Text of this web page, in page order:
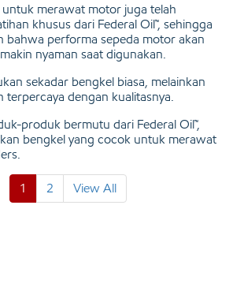
untuk merawat motor juga telah
khusus dari Federal Oil™, sehingga
bahwa performa sepeda motor akan
nyaman saat digunakan.
sekadar bengkel biasa, melainkan
terpercaya dengan kualitasnya.
produk bermutu dari Federal Oil™,
bengkel yang cocok untuk merawat
1 2 View All